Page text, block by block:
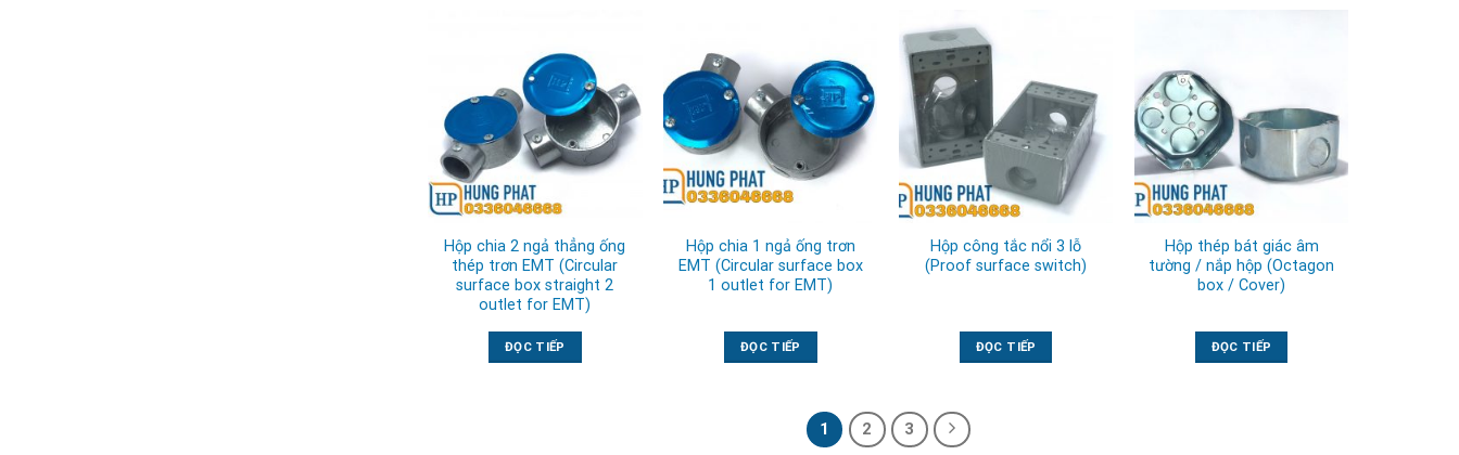
Hộp chia 2 ngả thẳng ống
thép trơn EMT (Circular
surface box straight 2
outlet for EMT)
ĐỌC TIẾP
Hộp chia 1 ngả ống trơn
EMT (Circular surface box
1 outlet for EMT)
ĐỌC TIẾP
Hộp công tắc nổi 3 lỗ
(Proof surface switch)
ĐỌC TIẾP
Hộp thép bát giác âm
tường / nắp hộp (Octagon
box / Cover)
ĐỌC TIẾP
1 2 3